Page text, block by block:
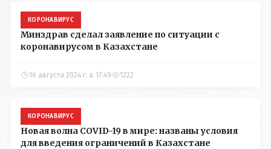
КОРОНАВИРУС
Минздрав сделал заявление по ситуации с
коронавирусом в Казахстане
16 августа 2024 г. в 17:49 1222
КОРОНАВИРУС
Новая волна COVID-19 в мире: названы условия
для введения ограничений в Казахстане